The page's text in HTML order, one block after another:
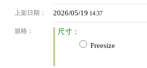
上架日期 ： 2026/05/19 14:37
規格 ：
尺寸：
Freesize